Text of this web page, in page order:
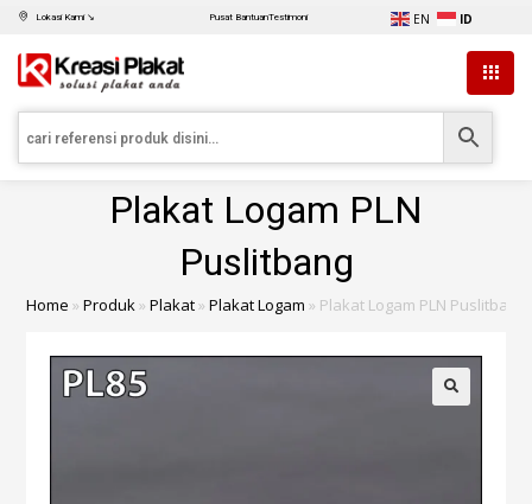
Lokasi Kami ↘ Pusat BantuanTestimoni EN ID
Plakat Logam PLN
Puslitbang
Home »Produk»Plakat»Plakat Logam » Plakat Logam PLN Puslitbang